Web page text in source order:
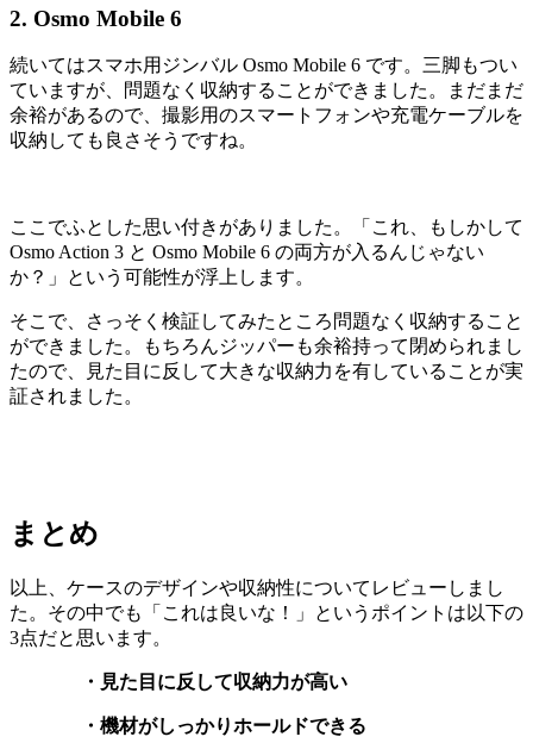
2. Osmo Mobile 6
続いてはスマホ用ジンバル Osmo Mobile 6 です。三脚もつい
ていますが、問題なく収納することができました。まだまだ
余裕があるので、撮影用のスマートフォンや充電ケーブルを
収納しても良さそうですね。
ここでふとした思い付きがありました。「これ、もしかして
Osmo Action 3 と Osmo Mobile 6 の両方が入るんじゃない
か？」という可能性が浮上します。
そこで、さっそく検証してみたところ問題なく収納すること
ができました。もちろんジッパーも余裕持って閉められまし
たので、見た目に反して大きな収納力を有していることが実
証されました。
まとめ
以上、ケースのデザインや収納性についてレビューしまし
た。その中でも「これは良いな！」というポイントは以下の
3点だと思います。
・見た目に反して収納力が高い
・機材がしっかりホールドできる